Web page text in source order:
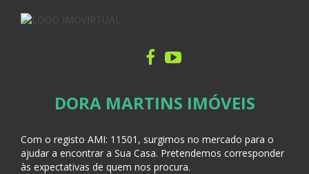
DORA MARTINS IMÓVEIS
Com o registo AMI: 11501, surgimos no mercado para o
ajudar a encontrar a Sua Casa. Pretendemos corresponder
às expectativas de quem nos procura.